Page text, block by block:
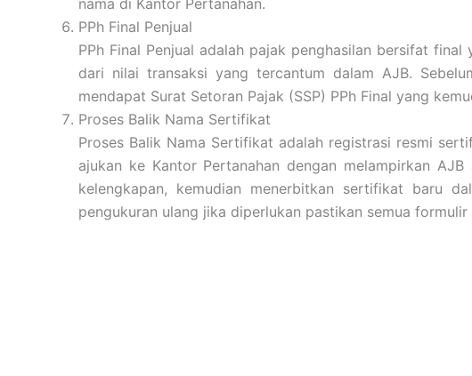
nama di Kantor Pertanahan.
PPh Final Penjual
PPh Final Penjual adalah pajak penghasilan bersifat
dari nilai transaksi yang tercantum dalam AJB.
mendapat Surat Setoran Pajak (SSP) PPh Final yang
Proses Balik Nama Sertifikat
Proses Balik Nama Sertifikat adalah registrasi resmi
ajukan ke Kantor Pertanahan dengan melampirkan
kelengkapan, kemudian menerbitkan sertifikat baru
pengukuran ulang jika diperlukan pastikan semua